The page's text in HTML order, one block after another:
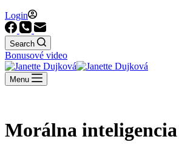
Login
Search
Bonusové video
Menu
Morálna